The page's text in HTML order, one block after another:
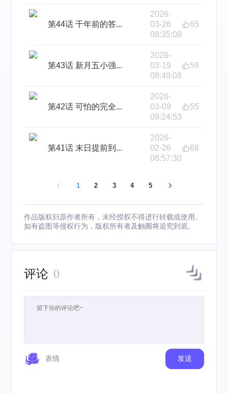
第44话 千年前的答...
2026-
03-26
08:35:08
65
第43话 新月五小强...
2026-
03-19
08:49:08
59
第42话 可怕的完全...
2026-
03-09
09:24:53
55
第41话 末日提前到...
2026-
02-26
08:57:30
68
1 2 3 4 5
作品版权归原作者所有，未经授权不得进行转载或使用。
如有盗图等侵权行为，版权所有者及触圈将追究到底。
评论 0
表情 发送